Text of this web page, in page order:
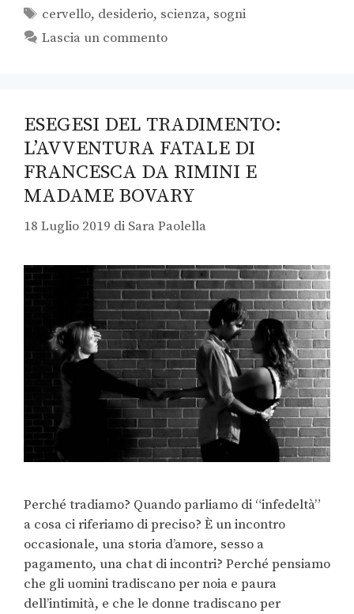
cervello, desiderio, scienza, sogni
Lascia un commento
ESEGESI DEL TRADIMENTO:
L’AVVENTURA FATALE DI
FRANCESCA DA RIMINI E
MADAME BOVARY
18 Luglio 2019 di Sara Paolella
Perché tradiamo? Quando parliamo di “infedeltà”
a cosa ci riferiamo di preciso? È un incontro
occasionale, una storia d’amore, sesso a
pagamento, una chat di incontri? Perché pensiamo
che gli uomini tradiscano per noia e paura
dell’intimità, e che le donne tradiscano per